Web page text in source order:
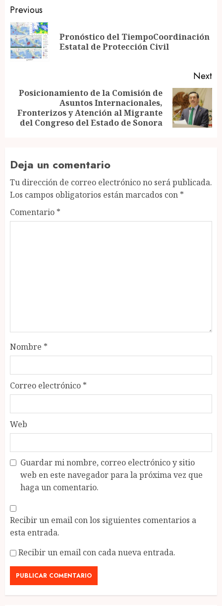
Post
navigation
Previous
Pronóstico del TiempoCoordinación
Estatal de Protección Civil
Next
post:
Posicionamiento de la Comisión de
Asuntos Internacionales,
Fronterizos y Atención al Migrante
del Congreso del Estado de Sonora
Deja un comentario
Tu dirección de correo electrónico no será publicada.
Los campos obligatorios están marcados con *
Comentario *
Nombre *
Correo electrónico *
Web
Guardar mi nombre, correo electrónico y sitio
web en este navegador para la próxima vez que
haga un comentario.
Recibir un email con los siguientes comentarios a
esta entrada.
Recibir un email con cada nueva entrada.